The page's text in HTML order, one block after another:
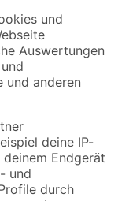
verpassen!